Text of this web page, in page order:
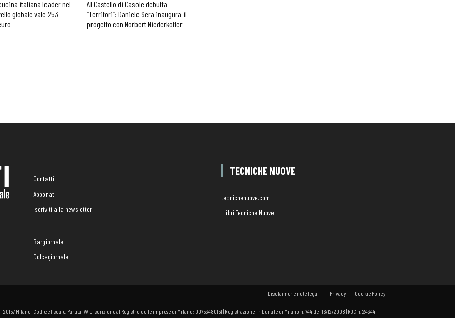
italiana leader nel
globale vale 253
Al Castello di Casole debutta
“Territori”: Daniele Sera inaugura il
progetto con Norbert Niederkofler
Contatti
Abbonati
Iscriviti alla newsletter
Bargiornale
Dolcegiornale
TECNICHE NUOVE
tecnichenuove.com
I libri Tecniche Nuove
Disclaimer e note legali Privacy Cookie Policy
Milano | Codice fiscale, Partita IVA e Iscrizione al Registro delle imprese di Milano: 00753480151 | Registrazione Tribunale di Milano n. 744 del 16/12/2008 | ROC n. 24344